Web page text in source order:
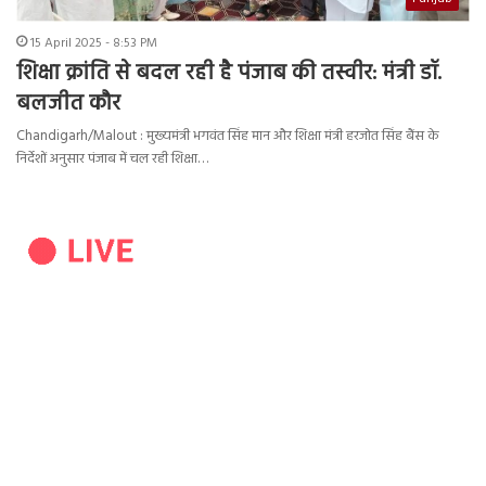
15 April 2025 - 8:53 PM
शिक्षा क्रांति से बदल रही है पंजाब की तस्वीर: मंत्री डॉ.
बलजीत कौर
Chandigarh/Malout : मुख्यमंत्री भगवंत सिंह मान और शिक्षा मंत्री हरजोत सिंह बैंस के
निर्देशों अनुसार पंजाब में चल रही शिक्षा…